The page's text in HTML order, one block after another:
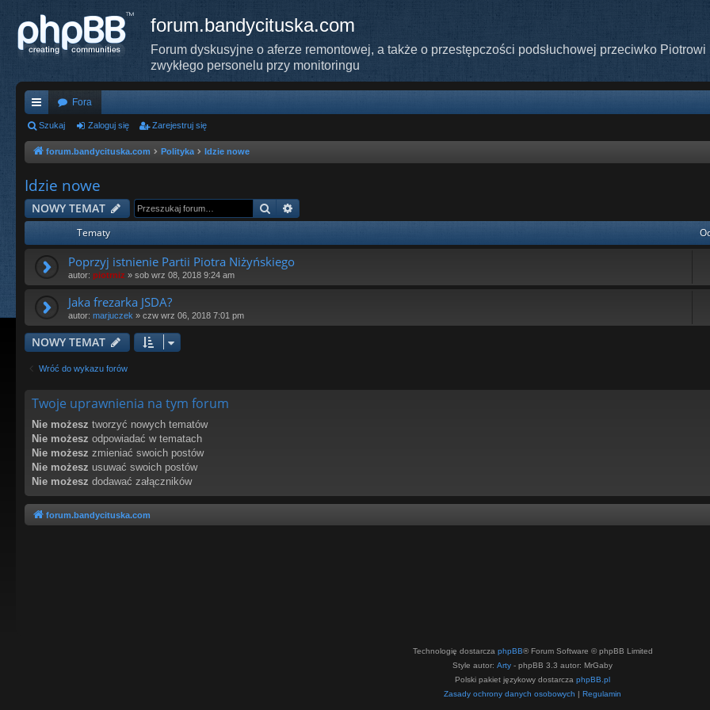
forum.bandycituska.com
Forum dyskusyjne o aferze remontowej, a także o przestępczości podsłuchowej przeciwko
zwykłego personelu przy monitoringu
ię
ce
…
Fora
Szukaj Zaloguj się Zarejestruj się
forum.bandycituska.com Polityka Idzie nowe
Idzie nowe
NOWY TEMAT Szukaj
Tematy
Poprzyj istnienie Partii Piotra Niżyńskiego
autor: piotrniz » sob wrz 08, 2018 9:24 am
Jaka frezarka JSDA?
autor: marjuczek » czw wrz 06, 2018 7:01 pm
NOWY TEMAT
Wróć do wykazu forów
Twoje uprawnienia na tym forum
Nie możesz tworzyć nowych tematów
Nie możesz odpowiadać w tematach
Nie możesz zmieniać swoich postów
Nie możesz usuwać swoich postów
Nie możesz dodawać załączników
forum.bandycituska.com
Technologię dostarcza phpBB® Forum Software © phpBB Limited
Style autor: Arty - phpBB 3.3 autor: MrGaby
Polski pakiet językowy dostarcza phpBB.pl
Zasady ochrony danych osobowych | Regulamin